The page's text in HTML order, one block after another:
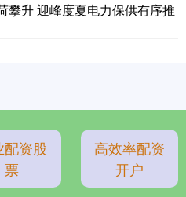
攀升 迎峰度夏电力保供有序推
配资股
票
高效率配资
开户